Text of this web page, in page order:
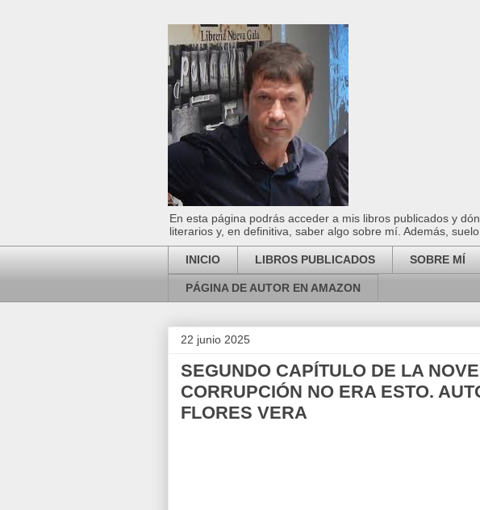
En esta página podrás acceder a mis libros publicados y
literarios y, en definitiva, saber algo sobre mí. Además,
INICIO LIBROS PUBLICADOS SOBRE MÍ
PÁGINA DE AUTOR EN AMAZON
22 junio 2025
SEGUNDO CAPÍTULO DE LA
CORRUPCIÓN NO ERA ESTO.
FLORES VERA